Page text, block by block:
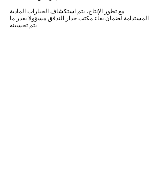
مع تطور الإنتاج، يتم استكشاف الخيارات المادية
المستدامة لضمان بقاء مكتب جدار التدفق مسؤولا بقدر ما